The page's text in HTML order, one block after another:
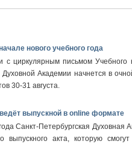
нового учебного года
с циркулярным письмом
Духовной Академии начнется в
30-31 августа.
выпускной в online формате
Санкт-Петербургская Духовная
выпускного акта, которую